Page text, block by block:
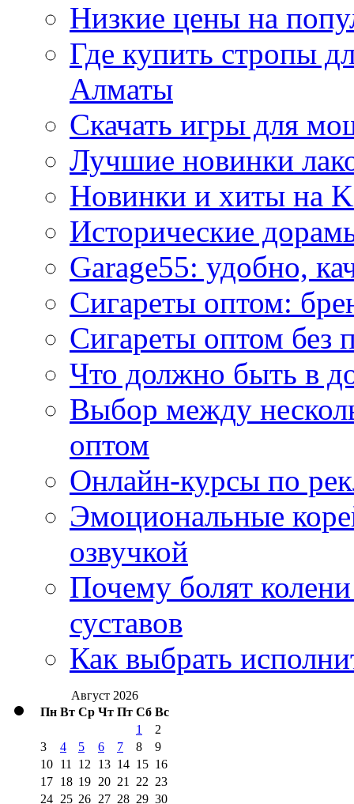
Низкие цены на
Где купить стропы
Алматы
Скачать игры для
Лучшие новинки
Новинки и хиты на
Исторические
Garage55: удобно,
Сигареты оптом:
Сигареты оптом без
Что должно быть в
Выбор между
оптом
Онлайн-курсы по
Эмоциональные
озвучкой
Почему болят
суставов
Как выбрать
Август 2026
Пн Вт Ср Чт Пт Сб Вс
1
2
3
4 5 6 7 8
9
10 11 12 13 14 15 16
17 18 19 20 21 22 23
24 25 26 27 28 29 30